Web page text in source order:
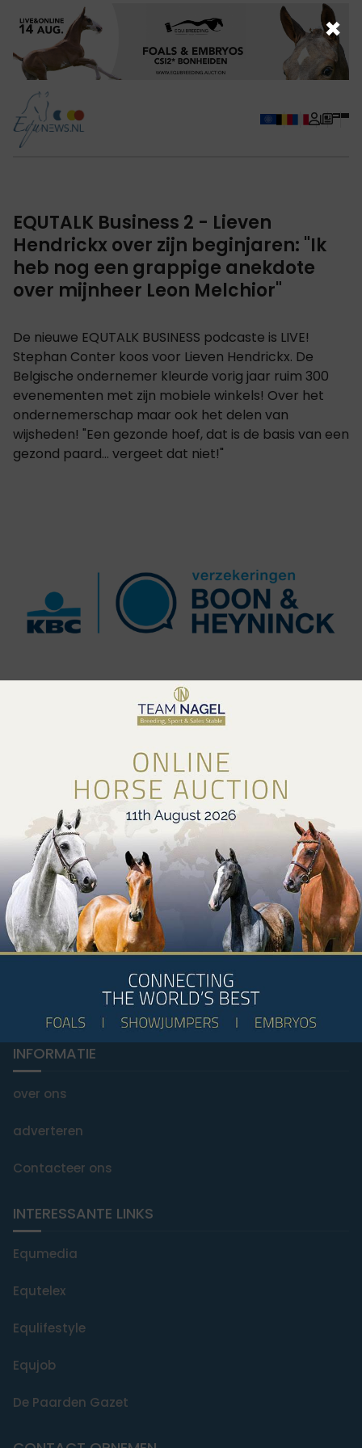
EQUTALK Business 2 - Lieven
Hendrickx over zijn beginjaren: "Ik
heb nog een grappige anekdote
over mijnheer Leon Melchior"
De nieuwe EQUTALK BUSINESS podcaste is LIVE!
Stephan Conter koos voor Lieven Hendrickx. De
Belgische ondernemer kleurde vorig jaar ruim 300
evenementen met zijn mobiele winkels! Over het
ondernemerschap maar ook het delen van
wijsheden! "Een gezonde hoef, dat is de basis van een
gezond paard... vergeet dat niet!"
INFORMATIE
over ons
adverteren
Contacteer ons
INTERESSANTE LINKS
Equmedia
Equtelex
Equlifestyle
Equjob
De Paarden Gazet
×